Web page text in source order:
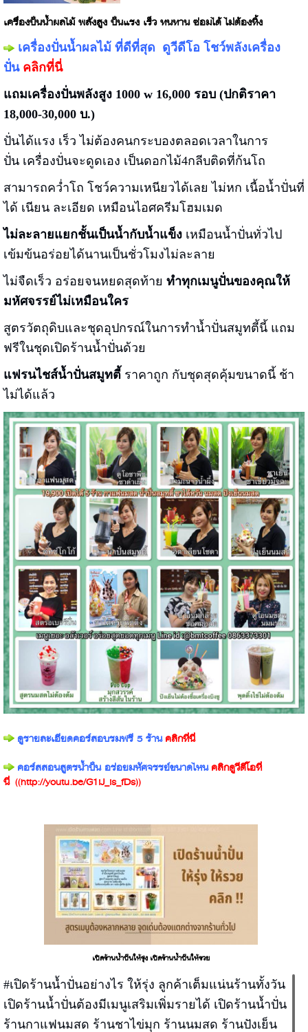
เครื่องปั่นน้ำผลไม้ พลังสูง ปั่นแรง เร็ว ทนทาน ซ่อมได้ ไม่ต้องทิ้ง
เครื่องปั่นน้ำผลไม้ ที่ดีที่สุด ดูวีดีโอ โชว์พลังเครื่อง
ปั่น คลิกที่นี่
แถมเครื่องปั่นพลังสูง 1000 w 16,000 รอบ (ปกติราคา
18,000-30,000 บ.)
ปั่นได้แรง เร็ว ไม่ต้องคนกระบองตลอดเวลาในการ
ปั่น เครื่องปั่นจะดูดเอง เป็นดอกไม้4กลีบติดที่ก้นโถ
สามารถคว่ำโถ โชว์ความเหนียวได้เลย ไม่หก เนื้อน้ำปั่นที่
ได้ เนียน ละเอียด เหมือนไอศครีมโฮมเมด
ไม่ละลายแยกชั้นเป็นน้ำกับน้ำแข็งเหมือนน้ำปั่นทั่วไป
เข้มข้นอร่อยได้นานเป็นชั่วโมงไม่ละลาย
ไม่จืดเร็ว อร่อยจนหยดสุดท้าย ทำทุกเมนูปั่นของคุณให้
มหัศจรรย์ไม่เหมือนใคร
สูตรวัตถุดิบและชุดอุปกรณ์ในการทำน้ำปั่นสมูทตี้นี้ แถม
ฟรีในชุดเปิดร้านน้ำปั่นด้วย
แฟรนไชส์น้ำปั่นสมูทตี้ราคาถูก กับชุดสุดคุ้มขนาดนี้ ช้า
ไม่ได้แล้ว
ดูรายละเอียดคอร์สอบรมฟรี 5 ร้าน คลิกที่นี่
คอร์สสอนสูตรน้ำปั่น อร่อยมหัศจรรย์ขนาดไหน คลิกดูวีดีโอที่
นี่ ((http://youtu.be/G1iJ_is_fDs))
เปิดร้านน้ำปั่นให้รุ่ง เปิดร้านน้ำปั่นให้รวย
#เปิดร้านน้ำปั่นอย่างไร ให้รุ่ง ลูกค้าเต็มแน่นร้านทั้งวัน
เปิดร้านน้ำปั่นต้องมีเมนูเสริมเพิ่มรายได้ เปิดร้านน้ำปั่น
ร้านกาแฟนมสด ร้านชาไข่มุก ร้านนมสด ร้านปังเย็น